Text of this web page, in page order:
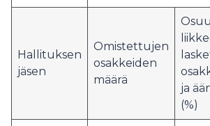
Hallituksen
jäsen
Omistettujen
osakkeiden
määrä
ja
(%)